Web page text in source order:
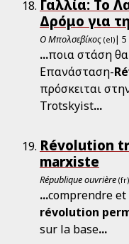
Γαλλία: Το
Δρόμο για
Ο Μπολσεβίκος (el)| 5
...ποια στάση
Επανάσταση-
πρόσκειται
Trotskyist...
Révolution
marxiste
République ouvrière (fr)
...comprendre
révolution
sur la base...